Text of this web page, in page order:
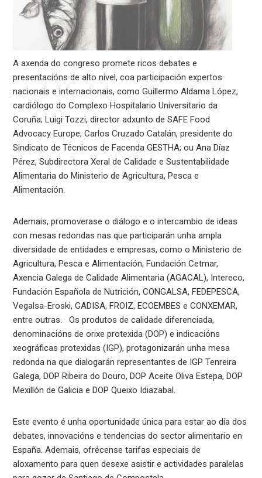
A axenda do congreso promete ricos debates e
presentacións de alto nivel, coa participación expertos
nacionais e internacionais, como Guillermo Aldama López,
cardiólogo do Complexo Hospitalario Universitario da
Coruña; Luigi Tozzi, director adxunto de SAFE Food
Advocacy Europe; Carlos Cruzado Catalán, presidente do
Sindicato de Técnicos de Facenda GESTHA; ou Ana Díaz
Pérez, Subdirectora Xeral de Calidade e Sustentabilidade
Alimentaria do Ministerio de Agricultura, Pesca e
Alimentación.
Ademais, promoverase o diálogo e o intercambio de ideas
con mesas redondas nas que participarán unha ampla
diversidade de entidades e empresas, como o Ministerio de
Agricultura, Pesca e Alimentación, Fundación Cetmar,
Axencia Galega de Calidade Alimentaria (AGACAL), Intereco,
Fundación Española de Nutrición, CONGALSA, FEDEPESCA,
Vegalsa-Eroski, GADISA, FROIZ, ECOEMBES e CONXEMAR,
entre outras. Os produtos de calidade diferenciada,
denominacións de orixe protexida (DOP) e indicacións
xeográficas protexidas (IGP), protagonizarán unha mesa
redonda na que dialogarán representantes de IGP Tenreira
Galega, DOP Ribeira do Douro, DOP Aceite Oliva Estepa, DOP
Mexillón de Galicia e DOP Queixo Idiazabal.
Este evento é unha oportunidade única para estar ao día dos
debates, innovacións e tendencias do sector alimentario en
España. Ademais, ofrécense tarifas especiais de
aloxamento para quen desexe asistir e actividades paralelas